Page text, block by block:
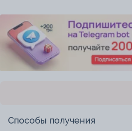
Способы получения